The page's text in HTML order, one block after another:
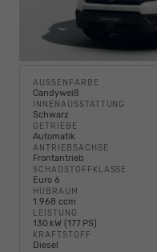
AUSSENFARBE
Candyweiß
INNENAUSSTATTUNG
Schwarz
GETRIEBE
Automatik
ANTRIEBSACHSE
Frontantrieb
SCHADSTOFFKLASSE
Euro 6
HUBRAUM
1.968 ccm
LEISTUNG
130 kW (177 PS)
KRAFTSTOFF
Diesel